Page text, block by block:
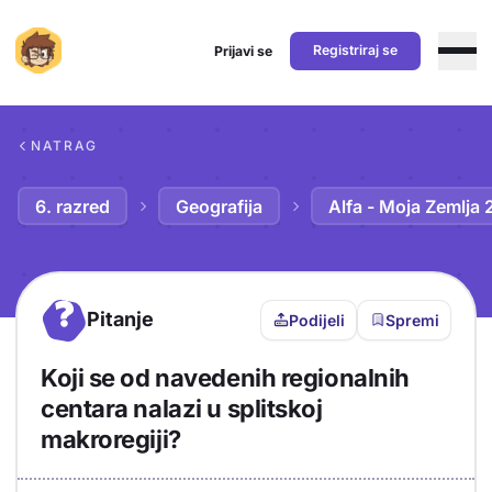
Prijavi se Registriraj se
NATRAG
6. razred Geografija Alfa - Moja Zemlja
? Pitanje Podijeli Spremi
Koji se od navedenih regionalnih
centara nalazi u splitskoj
makroregiji?